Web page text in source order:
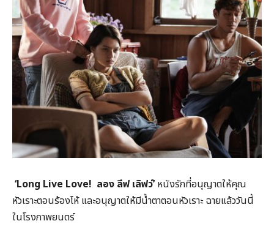
‘Long Live Love! ลอง ลีฟ เลิฟว์’หนังรักที่อนุญาตให้คุณ
หัวเราะตอนร้องไห้ และอนุญาตให้มีน้ำตาตอนหัวเราะ ฉายแล้ววันนี้
ในโรงภาพยนตร์